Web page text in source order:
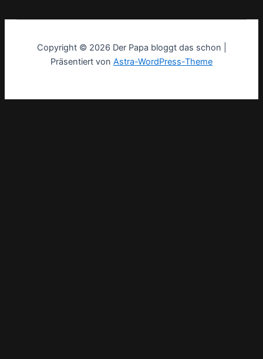
Copyright © 2026 Der Papa bloggt das schon |
Präsentiert von Astra-WordPress-Theme